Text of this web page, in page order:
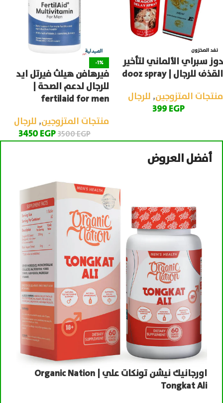
نفد المخزون
دوز سبراي الألماني لتأخير
القذف للرجال | dooz spray
منتجات المتزوجين, للرجال
399EGP
-1%
فيرهافن هيلث فيرتل ايد
للرجال لدعم الصحة |
fertilaid for men
منتجات المتزوجين, للرجال
3500EGP
3450EGP
أفضل العروض
اورجانيك نيشن تونكات علي | Organic Nation
Tongkat Ali